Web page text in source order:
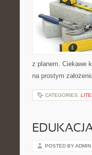
z planem. Ciekawe
na prostym
CATEGORIES:
POSTED BY ADMIN